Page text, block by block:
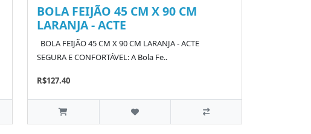
BOLA FEIJÃO 45 CM X 90 CM
LARANJA - ACTE
BOLA FEIJÃO 45 CM X 90 CM LARANJA - ACTE
SEGURA E CONFORTÁVEL: A Bola Fe..
R$127.40